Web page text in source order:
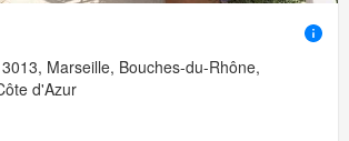
Marseille, Bouches-du-Rhône,
d'Azur